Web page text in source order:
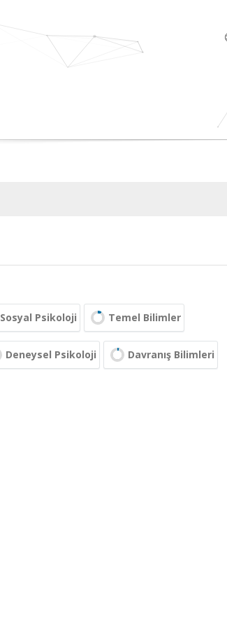
Sosyal Psikoloji Temel Bilimler
Deneysel Psikoloji Davranış Bilimleri